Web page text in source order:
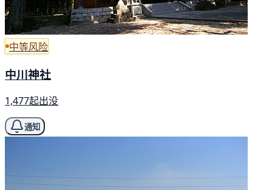
中等风险
中川神社
1,477起出没
通知